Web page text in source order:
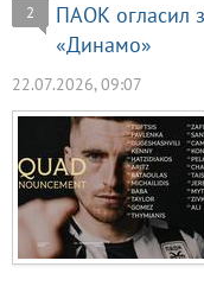
2
ПАОК огласил
«Динамо»
22.07.2026, 09:07